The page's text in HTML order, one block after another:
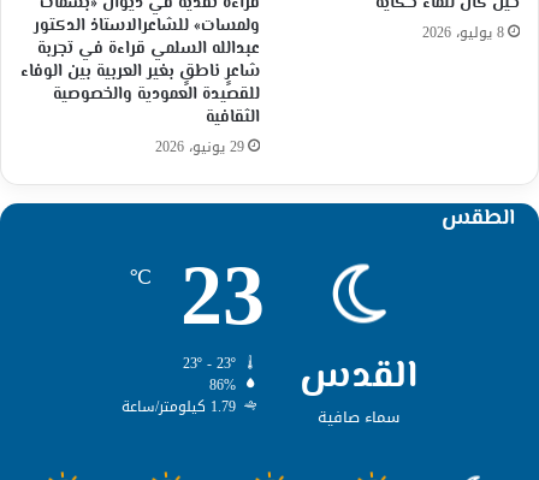
8 يوليو، 2026
ولمسات» للشاعرالاستاذ الدكتور
عبدالله السلمي قراءة في تجربة
شاعرٍ ناطقٍ بغير العربية بين الوفاء
للقصيدة العمودية والخصوصية
الثقافية
29 يونيو، 2026
الطقس
القدس
سماء صافية
23
℃
86%
1.79 كيلومتر/ساعة